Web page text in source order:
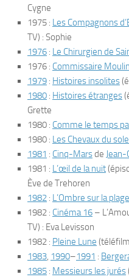
Cygne
1975 : Les Compagnons
TV) : Sophie
1976 : Le Chirurgien de
1976 : Commissaire Moulin
1979 : Histoires insolites
1980 : Histoires étranges
Grette
1980 : Comme le temps
1980 : Les Chevaux du
1981 : Cinq-Marsde Jean-
1981 : L’œil de la nuit
Ève de Trehoren
1982 : L’Ombre sur la plage
1982 : Cinéma 16 –
TV) : Eva Levisson
1982 : Pleine Lune
1983, 1990–1991 :
1985 : Messieurs les jurés